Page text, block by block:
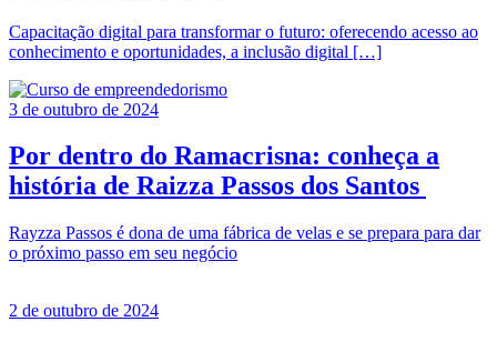
Capacitação digital para transformar o futuro: oferecendo acesso ao
conhecimento e oportunidades, a inclusão digital […]
3 de outubro de 2024
Por dentro do Ramacrisna: conheça a
história de Raizza Passos dos Santos
Rayzza Passos é dona de uma fábrica de velas e se prepara para dar
o próximo passo em seu negócio
2 de outubro de 2024